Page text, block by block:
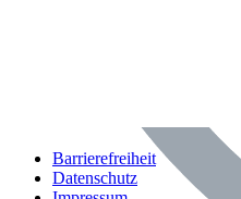
Barrierefreiheit
Datenschutz